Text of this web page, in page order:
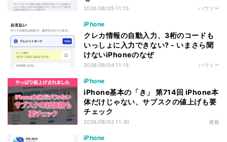
2026/08/05 11:15 ハウツー
iPhone
クレカ情報の自動入力、3桁のコードも
いっしょに入力できない? - いまさら聞
けないiPhoneのなぜ
2026/08/04 11:15 ハウツー
iPhone
iPhone基本の「き」 第714回 iPhone本
体だけじゃない、サブスクの値上げも要
チェック
2026/08/02 11:30 連載
iPhone